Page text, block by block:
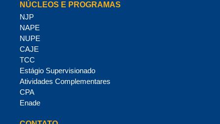
NÚCLEOS E PROGRAMAS
NJP
NAPE
NUPE
CAJE
TCC
Estágio Supervisionado
Atividades Complementares
CPA
Enade